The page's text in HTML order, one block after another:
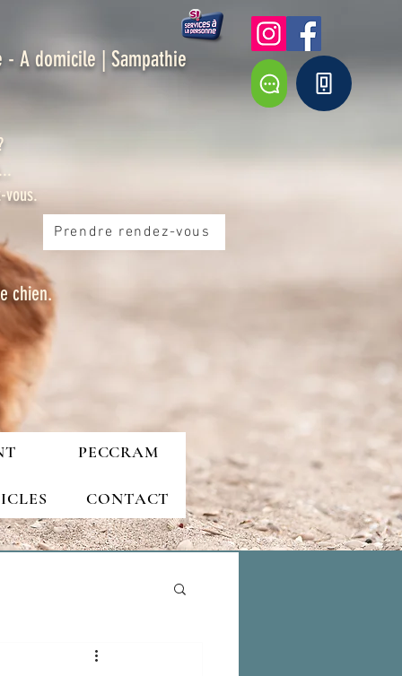
- A domicile | Sampathie
Prendre rendez-vous
chien.
PECCRAM
CONTACT